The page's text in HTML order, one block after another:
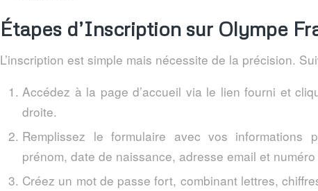
Étapes d’Inscription sur Olympe
L’inscription est simple mais nécessite de la précision.
Accédez à la page d’accueil via le lien fourni et
droite.
Remplissez le formulaire avec vos informations
prénom, date de naissance, adresse email et
Créez un mot de passe fort, combinant lettres,